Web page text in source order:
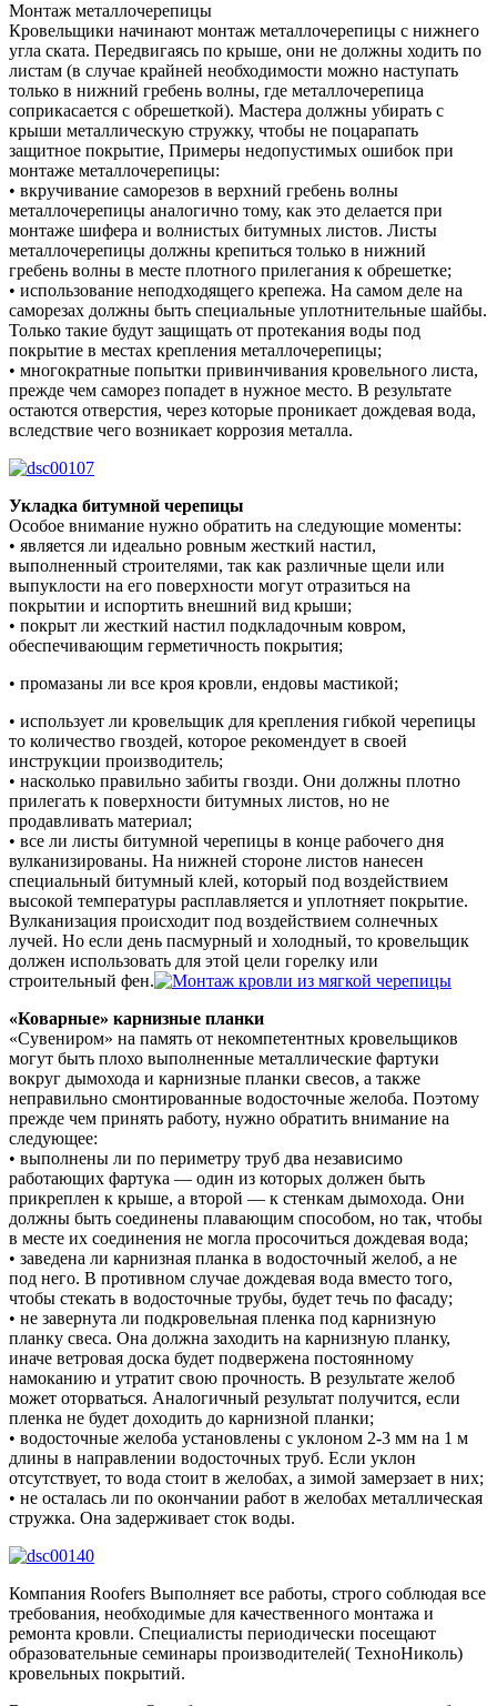
Монтаж металлочерепицы
Кровельщики начинают монтаж металлочерепицы с нижнего
угла ската. Передвигаясь по крыше, они не должны ходить по
листам (в случае крайней необходимости можно наступать
только в нижний гребень волны, где металлочерепица
соприкасается с обрешеткой). Мастера должны убирать с
крыши металлическую стружку, чтобы не поцарапать
защитное покрытие, Примеры недопустимых ошибок при
монтаже металлочерепицы:
• вкручивание саморезов в верхний гребень волны
металлочерепицы аналогично тому, как это делается при
монтаже шифера и волнистых битумных листов. Листы
металлочерепицы должны крепиться только в нижний
гребень волны в месте плотного прилегания к обрешетке;
• использование неподходящего крепежа. На самом деле на
саморезах должны быть специальные уплотнительные шайбы.
Только такие будут защищать от протекания воды под
покрытие в местах крепления металлочерепицы;
• многократные попытки привинчивания кровельного листа,
прежде чем саморез попадет в нужное место. В результате
остаются отверстия, через которые проникает дождевая вода,
вследствие чего возникает коррозия металла.
Укладка битумной черепицы
Особое внимание нужно обратить на следующие моменты:
• является ли идеально ровным жесткий настил,
выполненный строителями, так как различные щели или
выпуклости на его поверхности могут отразиться на
покрытии и испортить внешний вид крыши;
• покрыт ли жесткий настил подкладочным ковром,
обеспечивающим герметичность покрытия;
• промазаны ли все кроя кровли, ендовы мастикой;
• использует ли кровельщик для крепления гибкой черепицы
то количество гвоздей, которое рекомендует в своей
инструкции производитель;
• насколько правильно забиты гвозди. Они должны плотно
прилегать к поверхности битумных листов, но не
продавливать материал;
• все ли листы битумной черепицы в конце рабочего дня
вулканизированы. На нижней стороне листов нанесен
специальный битумный клей, который под воздействием
высокой температуры расплавляется и уплотняет покрытие.
Вулканизация происходит под воздействием солнечных
лучей. Но если день пасмурный и холодный, то кровельщик
должен использовать для этой цели горелку или
строительный фен.
«Коварные» карнизные планки
«Сувениром» на память от некомпетентных кровельщиков
могут быть плохо выполненные металлические фартуки
вокруг дымохода и карнизные планки свесов, а также
неправильно смонтированные водосточные желоба. Поэтому
прежде чем принять работу, нужно обратить внимание на
следующее:
• выполнены ли по периметру труб два независимо
работающих фартука — один из которых должен быть
прикреплен к крыше, а второй — к стенкам дымохода. Они
должны быть соединены плавающим способом, но так, чтобы
в месте их соединения не могла просочиться дождевая вода;
• заведена ли карнизная планка в водосточный желоб, а не
под него. В противном случае дождевая вода вместо того,
чтобы стекать в водосточные трубы, будет течь по фасаду;
• не завернута ли подкровельная пленка под карнизную
планку свеса. Она должна заходить на карнизную планку,
иначе ветровая доска будет подвержена постоянному
намоканию и утратит свою прочность. В результате желоб
может оторваться. Аналогичный результат получится, если
пленка не будет доходить до карнизной планки;
• водосточные желоба установлены с уклоном 2-3 мм на 1 м
длины в направлении водосточных труб. Если уклон
отсутствует, то вода стоит в желобах, а зимой замерзает в них;
• не осталась ли по окончании работ в желобах металлическая
стружка. Она задерживает сток воды.
Компания Roofers Выполняет все работы, строго соблюдая все
требования, необходимые для качественного монтажа и
ремонта кровли. Специалисты периодически посещают
образовательные семинары производителей( ТехноНиколь)
кровельных покрытий.